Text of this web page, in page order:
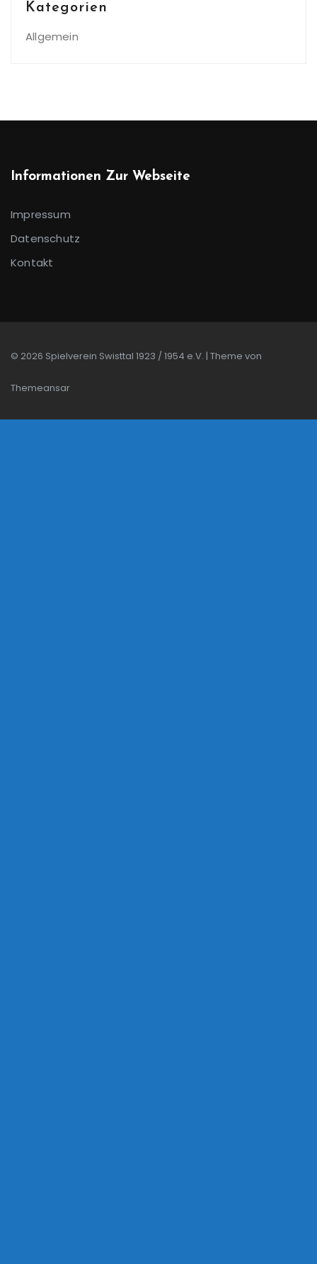
Kategorien
Allgemein
Informationen Zur Webseite
Impressum
Datenschutz
Kontakt
© 2026 Spielverein Swisttal 1923 / 1954 e.V. | Theme von
Themeansar